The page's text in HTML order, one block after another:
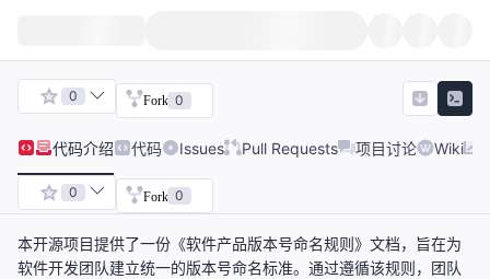
0 Fork 0
代码介绍 代码 Issues Pull Requests 项目讨论 Wiki
0 Fork 0
本开源项目提供了一份《软件产品版本号命名规则》文档，旨在为
软件开发团队建立统一的版本号命名标准。通过遵循该规则，团队